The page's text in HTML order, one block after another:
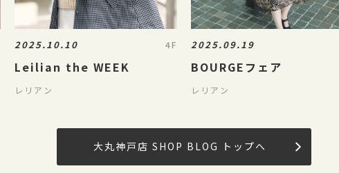
2025.10.10 4F
Leilian the WEEK
レリアン
2025.09.19
BOURGEフェア
レリアン
大丸神戸店 SHOP BLOG トップへ